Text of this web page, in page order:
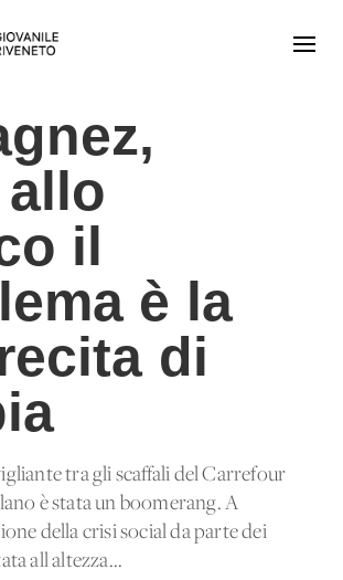
il
è la
di
tra gli scaffali del Carrefour
è stata un boomerang. A
della crisi social da parte dei
all'altezza...